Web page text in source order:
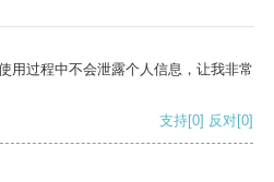
用过程中不会泄露个人信息，让我非常
支持[0] 反对[0]